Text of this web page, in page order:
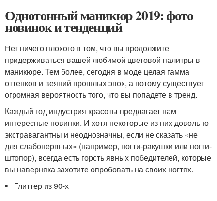
Однотонный маникюр 2019: фото
новинок и тенденций
Нет ничего плохого в том, что вы продолжите
придерживаться вашей любимой цветовой палитры в
маникюре. Тем более, сегодня в моде целая гамма
оттенков и веяний прошлых эпох, а потому существует
огромная вероятность того, что вы попадете в тренд.
Каждый год индустрия красоты предлагает нам
интересные новинки. И хотя некоторые из них довольно
экстравагантны и неоднозначны, если не сказать «не
для слабонервных» (например, ногти-ракушки или ногти-
штопор), всегда есть горсть явных победителей, которые
вы наверняка захотите опробовать на своих ногтях.
Глиттер из 90-х